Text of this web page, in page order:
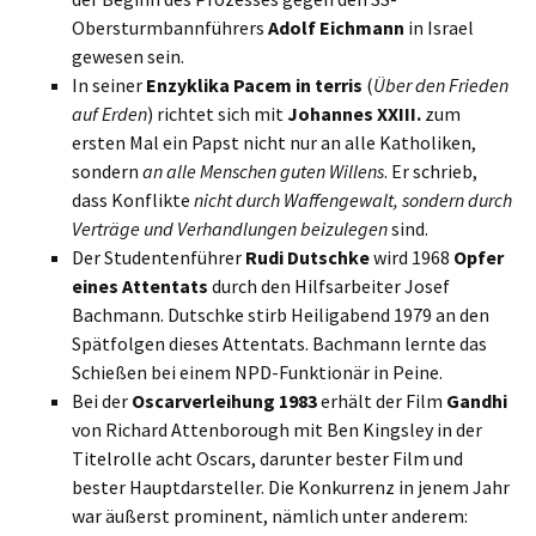
Obersturmbannführers Adolf Eichmann in Israel
gewesen sein.
In seiner Enzyklika Pacem in terris (Über den Frieden
auf Erden) richtet sich mitJohannes XXIII. zum
ersten Mal ein Papst nicht nur an alle Katholiken,
sondern an alle Menschen guten Willens. Er schrieb,
dass Konflikte nicht durch Waffengewalt, sondern durch
Verträge und Verhandlungen beizulegensind.
Der Studentenführer Rudi Dutschkewird 1968 Opfer
eines Attentats durch den Hilfsarbeiter Josef
Bachmann. Dutschke stirb Heiligabend 1979 an den
Spätfolgen dieses Attentats. Bachmann lernte das
Schießen bei einem NPD-Funktionär in Peine.
Bei der Oscarverleihung 1983erhält der Film Gandhi
von Richard Attenborough mit Ben Kingsley in der
Titelrolle acht Oscars, darunter bester Film und
bester Hauptdarsteller. Die Konkurrenz in jenem Jahr
war äußerst prominent, nämlich unter anderem: